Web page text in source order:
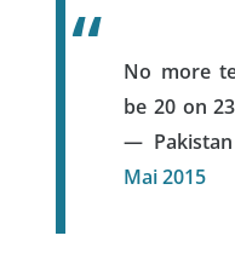
No more
be 20 on
— Pakistan
Mai 2015